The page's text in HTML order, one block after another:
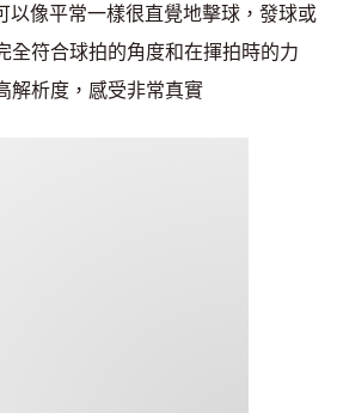
以像平常一樣很直覺地擊球，發球或
全符合球拍的角度和在揮拍時的力
解析度，感受非常真實